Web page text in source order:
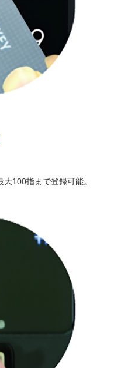
100指まで登録可能。